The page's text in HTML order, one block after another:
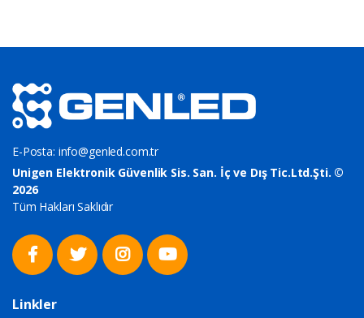
E-Posta: info@genled.com.tr
Unigen Elektronik Güvenlik Sis. San. İç ve Dış Tic.Ltd.Şti. ©
2026
Tüm Hakları Saklıdır
Linkler